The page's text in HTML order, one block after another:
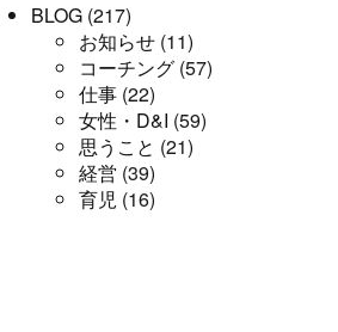
BLOG (217)
お知らせ (11)
コーチング (57)
仕事 (22)
女性・D&I (59)
思うこと (21)
経営 (39)
育児 (16)